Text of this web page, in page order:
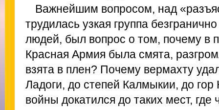
Важнейшим вопросом, над
трудилась узкая группа
людей, был вопрос о том, почему в
Красная Армия была смята,
взята в плен? Почему вермахту
Ладоги, до степей Калмыкии, до
войны докатился до таких мест,